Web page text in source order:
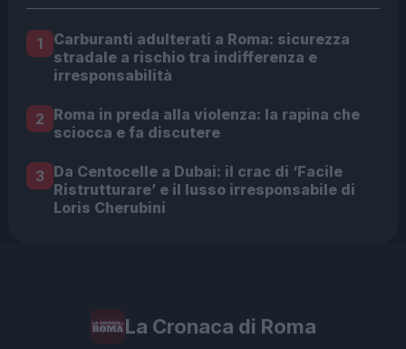
1
Carburanti adulterati a Roma: sicurezza
stradale a rischio tra indifferenza e
irresponsabilità
2 Roma in preda alla violenza: la rapina che
sciocca e fa discutere
3 Da Centocelle a Dubai: il crac di ‘Facile
Ristrutturare’ e il lusso irresponsabile di
Loris Cherubini
La Cronaca di Roma